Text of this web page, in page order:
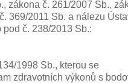
zákona č. 261/2007 Sb.,
369/2011 Sb. a nálezu
č. 238/2013 Sb.:
1998 Sb., kterou se
zdravotních výkonů s